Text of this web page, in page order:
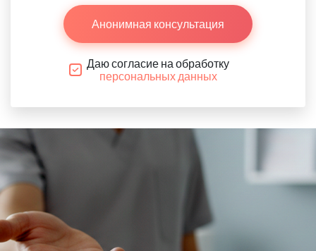
Анонимная консультация
Даю согласие на обработку
персональных данных